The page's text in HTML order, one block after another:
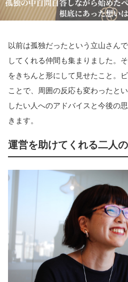
以前は孤独だったという立山さん
してくれる仲間も集まりました。
をきちんと形にして見せたこと。
ことで、周囲の反応も変わったと
したい人へのアドバイスと今後の
きます。
運営を助けてくれる二人